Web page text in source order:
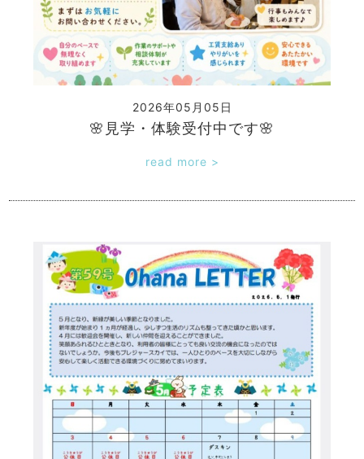
2026年05月05日
🌸見学・体験受付中です🌸
read more >